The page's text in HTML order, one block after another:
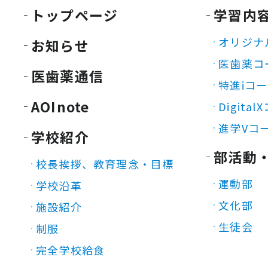
トップページ
お知らせ
医歯薬通信
AOInote
学校紹介
校長挨拶、教育理念・目標
学校沿革
施設紹介
制服
完全学校給食
学習内
オリジ
医歯薬コ
特進iコ
DigitalX
進学Vコ
部活動
運動部
文化部
生徒会